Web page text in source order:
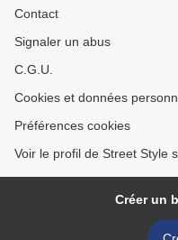
Contact
Signaler un abus
C.G.U.
Cookies et données
Préférences cookies
Voir le profil de Street Style
Créer un